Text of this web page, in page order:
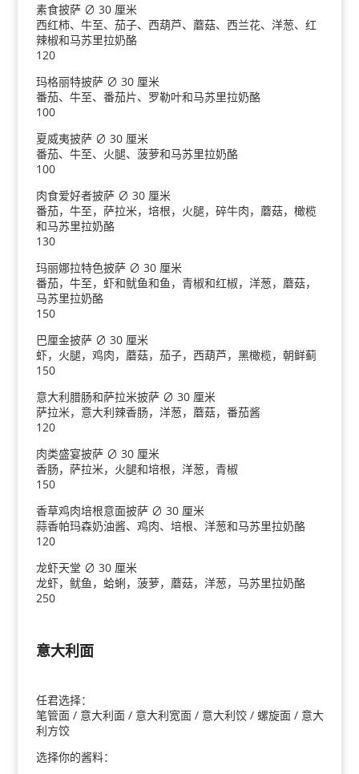
素食披萨 ∅ 30 厘米
西红柿、牛至、茄子、西葫芦、蘑菇、西兰花、洋葱、红
辣椒和马苏里拉奶酪
120
玛格丽特披萨 ∅ 30 厘米
番茄、牛至、番茄片、罗勒叶和马苏里拉奶酪
100
夏威夷披萨 ∅ 30 厘米
番茄、牛至、火腿、菠萝和马苏里拉奶酪
100
肉食爱好者披萨 ∅ 30 厘米
番茄，牛至，萨拉米，培根，火腿，碎牛肉，蘑菇，橄榄
和马苏里拉奶酪
130
玛丽娜拉特色披萨 ∅ 30 厘米
番茄，牛至，虾和鱿鱼和鱼，青椒和红椒，洋葱，蘑菇，
马苏里拉奶酪
150
巴厘金披萨 ∅ 30 厘米
虾，火腿，鸡肉，蘑菇，茄子，西葫芦，黑橄榄，朝鲜蓟
150
意大利腊肠和萨拉米披萨 ∅ 30 厘米
萨拉米，意大利辣香肠，洋葱，蘑菇，番茄酱
120
肉类盛宴披萨 ∅ 30 厘米
香肠，萨拉米，火腿和培根，洋葱，青椒
150
香草鸡肉培根意面披萨 ∅ 30 厘米
蒜香帕玛森奶油酱、鸡肉、培根、洋葱和马苏里拉奶酪
120
龙虾天堂 ∅ 30 厘米
龙虾，鱿鱼，蛤蜊，菠萝，蘑菇，洋葱，马苏里拉奶酪
250
意大利面
任君选择：
笔管面 / 意大利面 / 意大利宽面 / 意大利饺 / 螺旋面 / 意大
利方饺
选择你的酱料：